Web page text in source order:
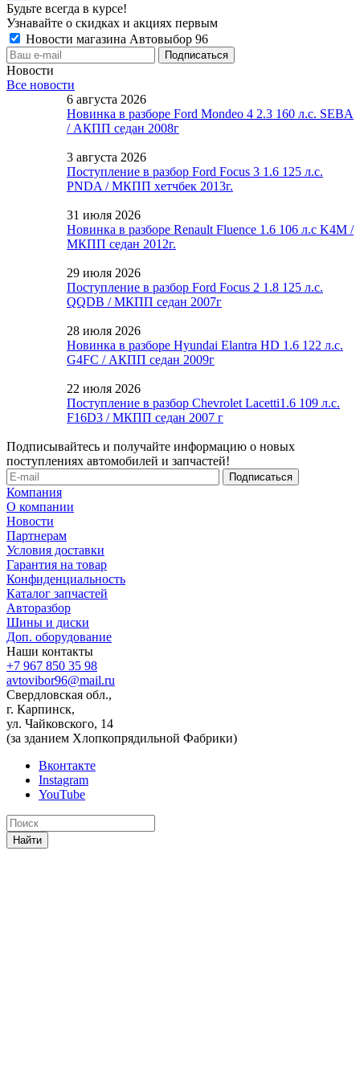
Будьте всегда в курсе!
Узнавайте о скидках и акциях первым
Новости магазина Автовыбор 96
Новости
Все новости
6 августа 2026
Новинка в разборе Ford Mondeo 4 2.3 160 л.с. SEBA
/ АКПП седан 2008г
3 августа 2026
Поступление в разбор Ford Focus 3 1.6 125 л.с.
PNDA / МКПП хетчбек 2013г.
31 июля 2026
Новинка в разборе Renault Fluence 1.6 106 л.с K4M /
МКПП седан 2012г.
29 июля 2026
Поступление в разбор Ford Focus 2 1.8 125 л.с.
QQDB / МКПП седан 2007г
28 июля 2026
Новинка в разборе Hyundai Elantra HD 1.6 122 л.с.
G4FC / АКПП седан 2009г
22 июля 2026
Поступление в разбор Chevrolet Lacetti1.6 109 л.с.
F16D3 / МКПП седан 2007 г
Подписывайтесь и получайте информацию о новых
поступлениях автомобилей и запчастей!
Компания
О компании
Новости
Партнерам
Условия доставки
Гарантия на товар
Конфиденциальность
Каталог запчастей
Авторазбор
Шины и диски
Доп. оборудование
Наши контакты
+7 967 850 35 98
avtovibor96@mail.ru
Свердловская обл.,
г. Карпинск,
ул. Чайковского, 14
(за зданием Хлопкопрядильной Фабрики)
Вконтакте
Instagram
YouTube
Найти